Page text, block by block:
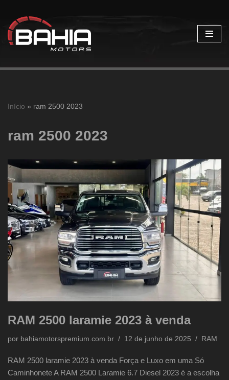
Pular
para
Início » ram 2500 2023
ram 2500 2023
RAM 2500 laramie 2023 à venda
por bahiamotorspremium.com.br 12 de junho de 2025 RAM
RAM 2500 laramie 2023 à venda Força e Luxo em uma Só
Caminhonete A RAM 2500 Laramie 6.7 Diesel 2023 é a escolha